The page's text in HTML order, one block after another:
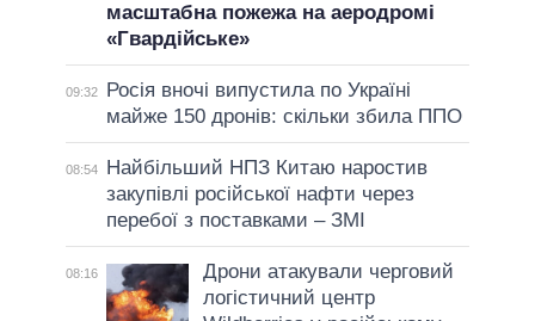
масштабна пожежа на аеродромі
«Гвардійське»
09:32
Росія вночі випустила по Україні
майже 150 дронів: скільки збила ППО
08:54
Найбільший НПЗ Китаю наростив
закупівлі російської нафти через
перебої з поставками – ЗМІ
08:16
Дрони атакували черговий
логістичний центр